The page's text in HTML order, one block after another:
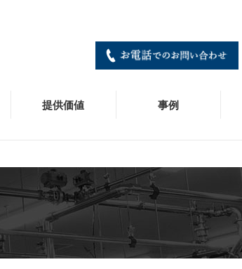
ダブルプレス
冷媒ダブルプレス
寸法・価格表
施工・工具マニュアル
提供価値 事例
営業/拠点一覧
各種お問い合わせ窓口